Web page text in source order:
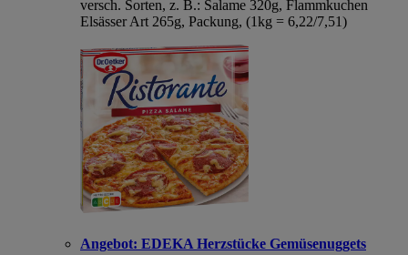
versch. Sorten, z. B.: Salame 320g, Flammkuchen
Elsässer Art 265g, Packung, (1kg = 6,22/7,51)
Angebot: EDEKA Herzstücke Gemüsenuggets